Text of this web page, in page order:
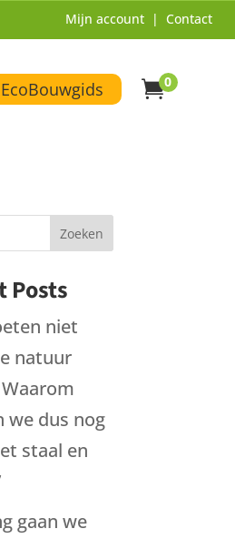
Mijn account| Contact
EcoBouwgids 0
Zoeken
Posts
niet
natuur
we dus nog
staal en
gaan we